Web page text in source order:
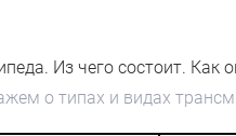
Из чего состоит. Как
о типах и видах